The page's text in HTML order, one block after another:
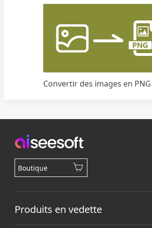
Convertir des images en PNG
Boutique
Produits en vedette